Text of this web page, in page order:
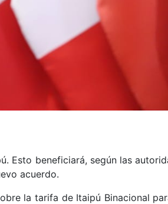
Esto beneficiará, según las
acuerdo.
la tarifa de Itaipú Binacional